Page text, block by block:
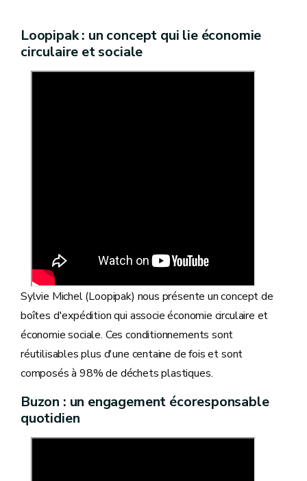
Loopipak : un concept qui lie économie
circulaire et sociale
Sylvie Michel (Loopipak) nous présente un concept de
boîtes d'expédition qui associe économie circulaire et
économie sociale. Ces conditionnements sont
réutilisables plus d'une centaine de fois et sont
composés à 98% de déchets plastiques.
Buzon : un engagement écoresponsable
quotidien